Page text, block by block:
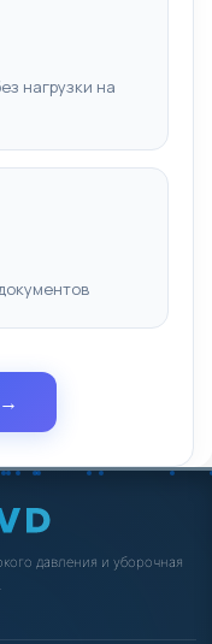
нагрузки на
давления и уборочная